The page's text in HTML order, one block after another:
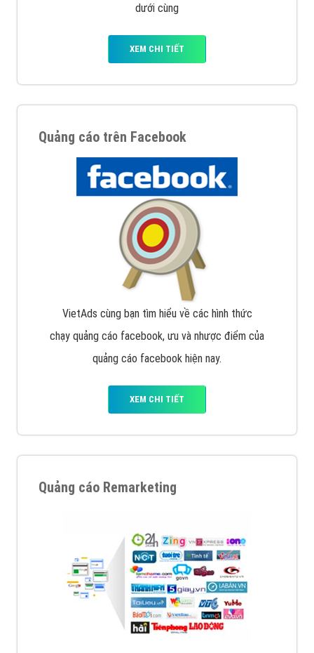
dưới cùng
XEM CHI TIẾT
Quảng cáo trên Facebook
VietAds cùng bạn tìm hiểu về các hình thức
chạy quảng cáo facebook, ưu và nhược điểm của
quảng cáo facebook hiện nay.
XEM CHI TIẾT
Quảng cáo Remarketing